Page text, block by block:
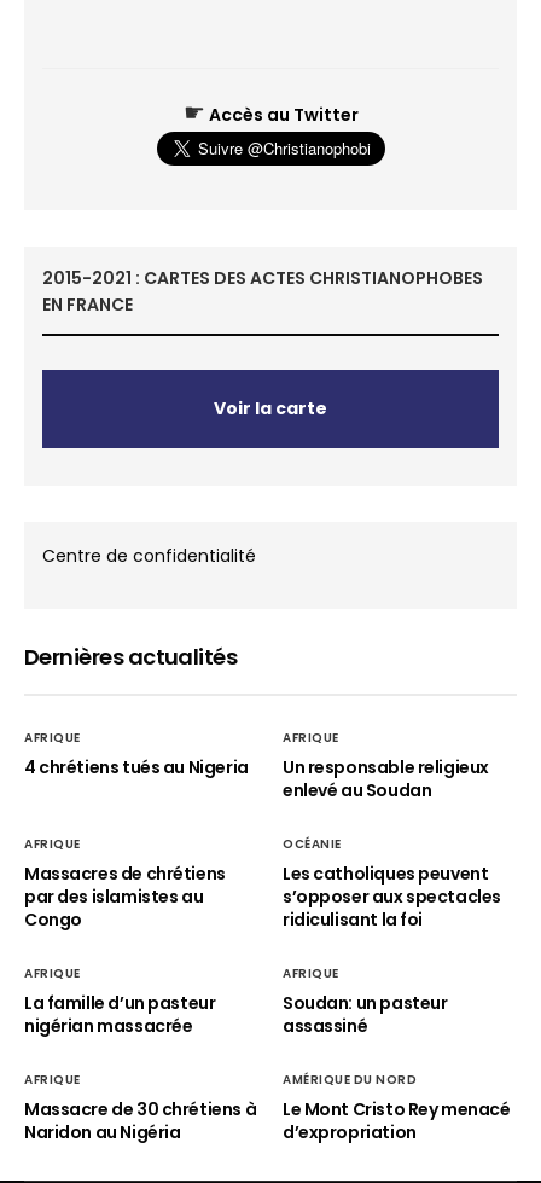
☛ Accès au Twitter
2015-2021 : CARTES DES ACTES CHRISTIANOPHOBES
EN FRANCE
Voir la carte
Centre de confidentialité
Dernières actualités
AFRIQUE
4 chrétiens tués au Nigeria
AFRIQUE
Un responsable religieux
enlevé au Soudan
AFRIQUE
Massacres de chrétiens
par des islamistes au
Congo
OCÉANIE
Les catholiques peuvent
s’opposer aux spectacles
ridiculisant la foi
AFRIQUE
La famille d’un pasteur
nigérian massacrée
AFRIQUE
Soudan: un pasteur
assassiné
AFRIQUE
Massacre de 30 chrétiens à
Naridon au Nigéria
AMÉRIQUE DU NORD
Le Mont Cristo Rey menacé
d’expropriation